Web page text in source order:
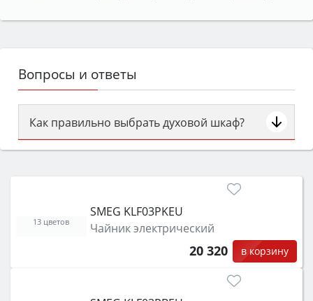
Вопросы и ответы
Как правильно выбрать духовой шкаф?
Сначала определитесь с типом (газовый или
затем смотрите на объём 50–70 л для семьи,
функции (конвекция, гриль, самоочистка,
защита от детей).
SMEG KLF03PKEU
Чайник электрический
20 320 в корзину
13 цветов